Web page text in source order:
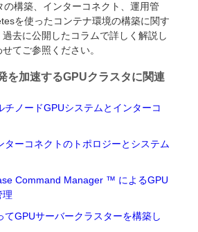
の構築、インターコネクト、運用管
を使ったコンテナ環境の構築に関す
去に公開したコラムで詳しく解説し
てご参照ください。
を加速するGPUクラスタに関連
チノードGPUシステムとインターコ
ターコネクトのトポロジーとシステム
Command Manager ™ によるGPU
理
てGPUサーバークラスターを構築し